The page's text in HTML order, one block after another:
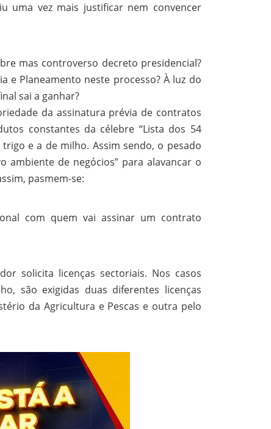
uma vez mais justificar nem convencer
mas controverso decreto presidencial?
e Planeamento neste processo? À luz do
sai a ganhar?
da assinatura prévia de contratos
constantes da célebre “Lista dos 54
e a de milho. Assim sendo, o pesado
ambiente de negócios” para alavancar o
pasmem-se:
com quem vai assinar um contrato
solicita licenças sectoriais. Nos casos
são exigidas duas diferentes licenças
da Agricultura e Pescas e outra pelo